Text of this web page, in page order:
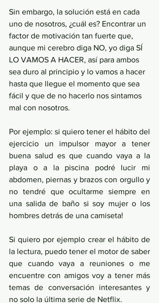
Sin embargo, la solución está en cada
uno de nosotros, ¿cuál es? Encontrar un
factor de motivación tan fuerte que,
aunque mi cerebro diga NO, yo diga SÍ
LO VAMOS A HACER, así para ambos
sea duro al principio y lo vamos a hacer
hasta que llegue el momento que sea
fácil y que de no hacerlo nos sintamos
mal con nosotros.
Por ejemplo: si quiero tener el hábito del
ejercicio un impulsor mayor a tener
buena salud es que cuando vaya a la
playa o a la piscina podré lucir mi
abdomen, piernas y brazos con orgullo y
no tendré que ocultarme siempre en
una salida de baño si soy mujer o los
hombres detrás de una camiseta!
Si quiero por ejemplo crear el hábito de
la lectura, puedo tener el motor de saber
que cuando vaya a reuniones o me
encuentre con amigos voy a tener más
temas de conversación interesantes y
no solo la última serie de Netflix.